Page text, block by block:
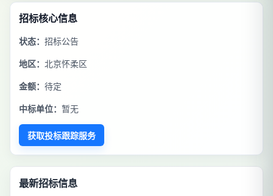
招标核心信息
状态： 招标公告
地区： 北京怀柔区
金额： 待定
中标单位： 暂无
获取投标跟踪服务
最新招标信息